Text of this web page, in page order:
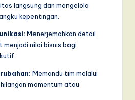
langsung dan mengelola
kepentingan.
Menerjemahkan detail
menjadi nilai bisnis bagi
Memandu tim melalui
momentum atau